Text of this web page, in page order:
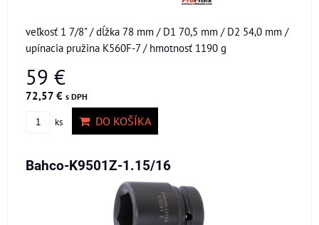
veľkosť 1 7/8" / dĺžka 78 mm / D1 70,5 mm / D2 54,0 mm /
upínacia pružina K560F-7 / hmotnosť 1190 g
59 €
72,57 € s DPH
ks DO KOŠÍKA
Bahco-K9501Z-1.15/16